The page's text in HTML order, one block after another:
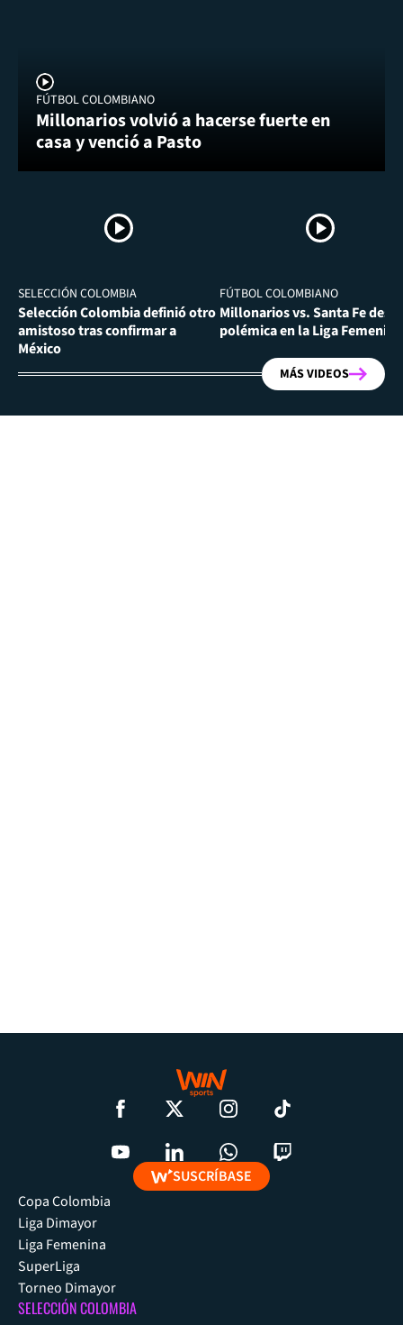
FÚTBOL COLOMBIANO
Millonarios volvió a hacerse fuerte en
casa y venció a Pasto
SELECCIÓN COLOMBIA
Selección Colombia definió otro
amistoso tras confirmar a
México
FÚTBOL COLOMBIANO
Millonarios vs. Santa Fe
polémica en la Liga Femenina
MÁS VIDEOS
SUSCRÍBASE
Copa Colombia
Liga Dimayor
Liga Femenina
SuperLiga
Torneo Dimayor
SELECCIÓN COLOMBIA